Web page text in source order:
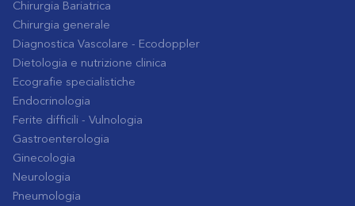
Chirurgia Bariatrica
Chirurgia generale
Diagnostica Vascolare - Ecodoppler
Dietologia e nutrizione clinica
Ecografie specialistiche
Endocrinologia
Ferite difficili - Vulnologia
Gastroenterologia
Ginecologia
Neurologia
Pneumologia